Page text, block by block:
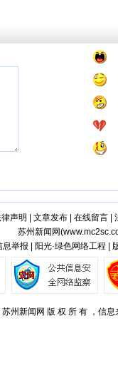
声明 文章发布| 在线留言|
苏州新闻网(
息举报 | 阳光·绿色网络工程 |
苏州新闻网 版 权 所 有 ，信